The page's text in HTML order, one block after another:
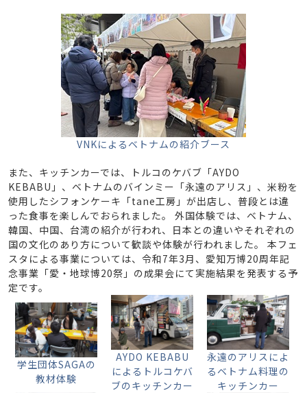
VNKによるベトナムの紹介ブース
また、キッチンカーでは、トルコのケバブ「AYDO
KEBABU」、ベトナムのバインミー「永遠のアリス」、米粉を
使用したシフォンケーキ「tane工房」が出店し、普段とは違
った食事を楽しんでおられました。 外国体験では、ベトナム、
韓国、中国、台湾の紹介が行われ、日本との違いやそれぞれの
国の文化のあり方について歓談や体験が行われました。 本フェ
スタによる事業については、令和7年3月、愛知万博20周年記
念事業「愛・地球博20祭」の成果会にて実施結果を発表する予
定です。
学生団体SAGAの
教材体験
AYDO KEBABU
によるトルコケバ
ブのキッチンカー
永遠のアリスによ
るベトナム料理の
キッチンカー